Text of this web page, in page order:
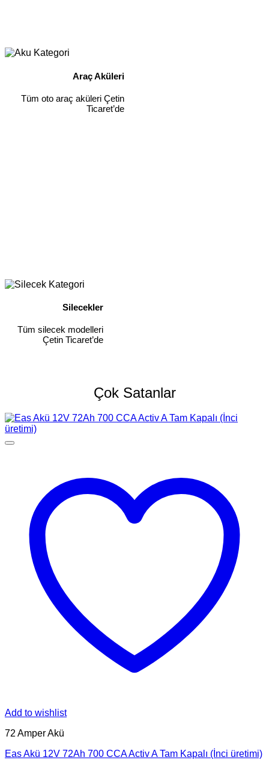
Araç Aküleri
Tüm oto araç aküleri Çetin
Ticaret’de
Silecekler
Tüm silecek modelleri
Çetin Ticaret’de
Çok Satanlar
Add to wishlist
72 Amper Akü
Eas Akü 12V 72Ah 700 CCA Activ A Tam Kapalı (İnci üretimi)